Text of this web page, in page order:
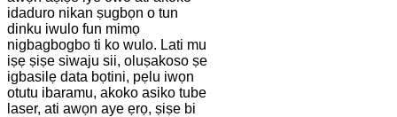
idaduro nikan ṣugbọn o tun
dinku iwulo fun mimọ
nigbagbogbo ti ko wulo. Lati mu
iṣẹ ṣiṣe siwaju sii, oluṣakoso ṣe
igbasilẹ data bọtini, pẹlu iwọn
otutu ibaramu, akoko asiko tube
laser, ati awọn aye ẹrọ, ṣiṣe bi